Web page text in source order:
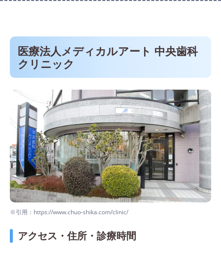
医療法人メディカルアート 中央歯科
クリニック
※引用：https://www.chuo-shika.com/clinic/
アクセス・住所・診療時間